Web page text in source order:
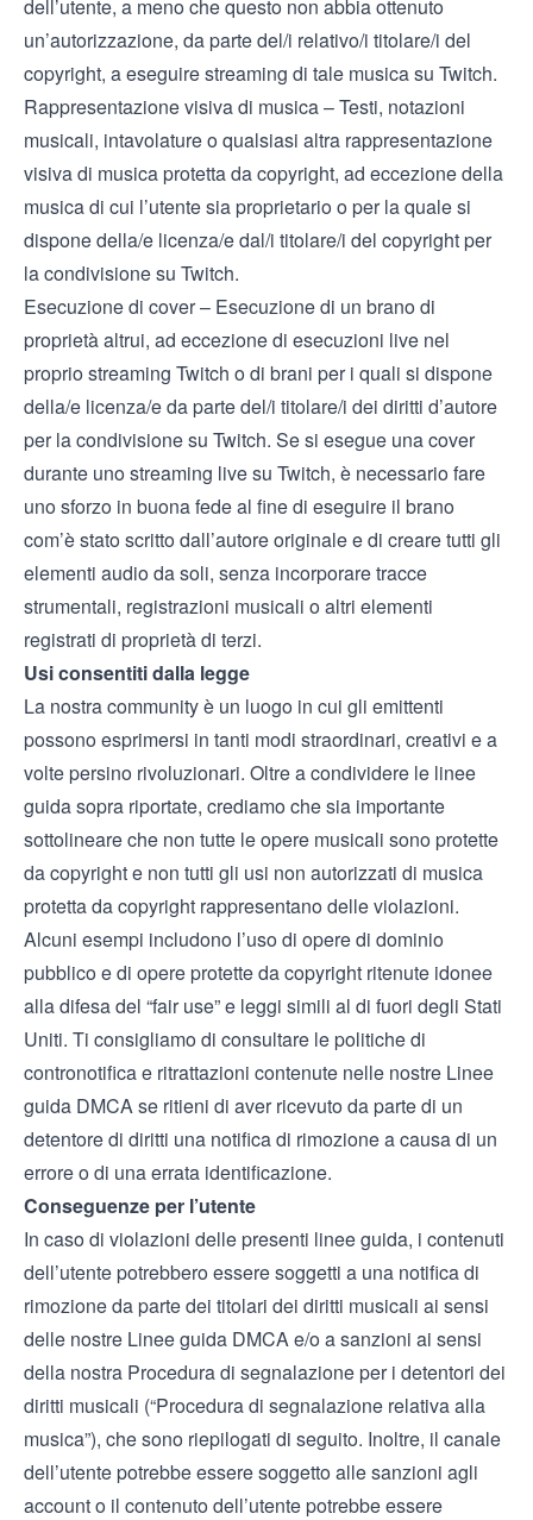
dell’utente, a meno che questo non abbia ottenuto
un’autorizzazione, da parte del/i relativo/i titolare/i del
copyright, a eseguire streaming di tale musica su Twitch.
Rappresentazione visiva di musica – Testi, notazioni
musicali, intavolature o qualsiasi altra rappresentazione
visiva di musica protetta da copyright, ad eccezione della
musica di cui l’utente sia proprietario o per la quale si
dispone della/e licenza/e dal/i titolare/i del copyright per
la condivisione su Twitch.
Esecuzione di cover – Esecuzione di un brano di
proprietà altrui, ad eccezione di esecuzioni live nel
proprio streaming Twitch o di brani per i quali si dispone
della/e licenza/e da parte del/i titolare/i dei diritti d’autore
per la condivisione su Twitch. Se si esegue una cover
durante uno streaming live su Twitch, è necessario fare
uno sforzo in buona fede al fine di eseguire il brano
com’è stato scritto dall’autore originale e di creare tutti gli
elementi audio da soli, senza incorporare tracce
strumentali, registrazioni musicali o altri elementi
registrati di proprietà di terzi.
Usi consentiti dalla legge
La nostra community è un luogo in cui gli emittenti
possono esprimersi in tanti modi straordinari, creativi e a
volte persino rivoluzionari. Oltre a condividere le linee
guida sopra riportate, crediamo che sia importante
sottolineare che non tutte le opere musicali sono protette
da copyright e non tutti gli usi non autorizzati di musica
protetta da copyright rappresentano delle violazioni.
Alcuni esempi includono l’uso di opere di dominio
pubblico e di opere protette da copyright ritenute idonee
alla difesa del “fair use” e leggi simili al di fuori degli Stati
Uniti. Ti consigliamo di consultare le politiche di
contronotifica e ritrattazioni contenute nelle nostre Linee
guida DMCAse ritieni di aver ricevuto da parte di un
detentore di diritti una notifica di rimozione a causa di un
errore o di una errata identificazione.
Conseguenze per l’utente
In caso di violazioni delle presenti linee guida, i contenuti
dell’utente potrebbero essere soggetti a una notifica di
rimozione da parte dei titolari dei diritti musicali ai sensi
delle nostre Linee guida DMCAe/o a sanzioni ai sensi
della nostra Procedura di segnalazione per i detentori dei
diritti musicali (“Procedura di segnalazione relativa alla
musica”), che sono riepilogati di seguito. Inoltre, il canale
dell’utente potrebbe essere soggetto alle sanzioni agli
account o il contenuto dell’utente potrebbe essere